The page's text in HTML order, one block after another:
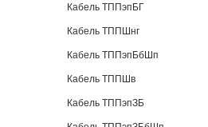
Кабель ТППэпБГ
Кабель ТППШнг
Кабель ТППэпБбШп
Кабель ТППШв
Кабель ТППэпЗБ